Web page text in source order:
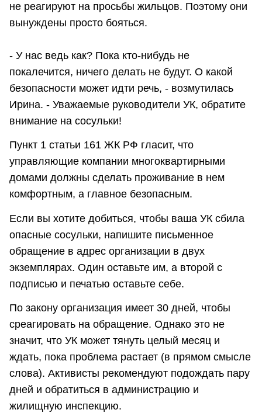
не реагируют на просьбы жильцов. Поэтому они
вынуждены просто бояться.
- У нас ведь как? Пока кто-нибудь не
покалечится, ничего делать не будут. О какой
безопасности может идти речь, - возмутилась
Ирина. - Уважаемые руководители УК, обратите
внимание на сосульки!
Пункт 1 статьи 161 ЖК РФ гласит, что
управляющие компании многоквартирными
домами должны сделать проживание в нем
комфортным, а главное безопасным.
Если вы хотите добиться, чтобы ваша УК сбила
опасные сосульки, напишите письменное
обращение в адрес организации в двух
экземплярах. Один оставьте им, а второй с
подписью и печатью оставьте себе.
По закону организация имеет 30 дней, чтобы
среагировать на обращение. Однако это не
значит, что УК может тянуть целый месяц и
ждать, пока проблема растает (в прямом смысле
слова). Активисты рекомендуют подождать пару
дней и обратиться в администрацию и
жилищную инспекцию.